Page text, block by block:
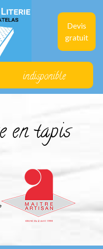
Devis
gratuit
indisponible
en tapis